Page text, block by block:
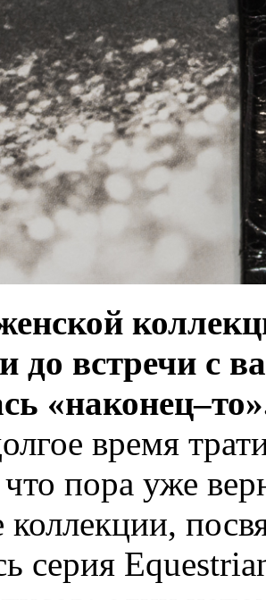
до встречи с
время
пора уже
коллекции,
серия